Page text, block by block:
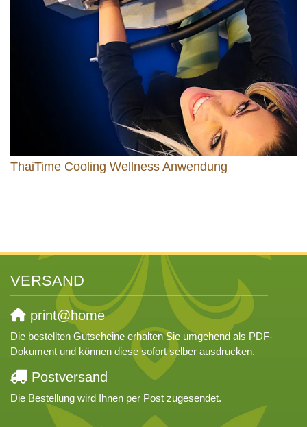
ThaiTime Cooling Wellness Anwendung
VERSAND
print@home
Die bestellten Gutscheine erhalten Sie umgehend als PDF-
Dokument und können diese sofort selber ausdrucken.
Postversand
Die Bestellung wird Ihnen per Post zugesendet.